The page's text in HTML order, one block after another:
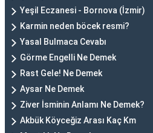
Yeşil Eczanesi - Bornova (İzmir)
Karmin neden böcek resmi?
Yasal Bulmaca Cevabı
Görme Engelli Ne Demek
Rast Gele! Ne Demek
Aysar Ne Demek
Ziver İsminin Anlamı Ne Demek?
Akbük Köyceğiz Arası Kaç Km